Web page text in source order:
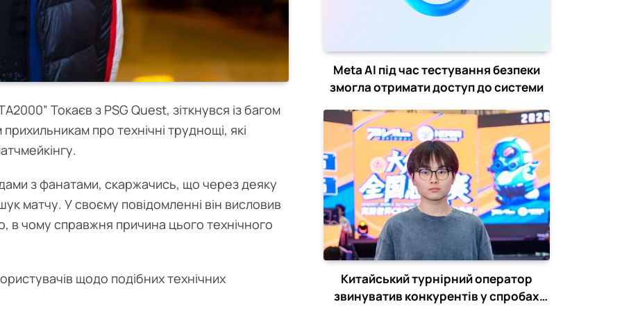
Токаєв з PSG Quest, зіткнувся із багом
прихильникам про технічні труднощі, які
з фанатами, скаржачись, що через деяку
матчу. У своєму повідомленні він висловив
в чому справжня причина цього технічного
щодо подібних технічних
Meta AI під час тестування безпеки
змогла отримати доступ до системи
Китайський турнірний оператор
звинуватив конкурентів у спробах